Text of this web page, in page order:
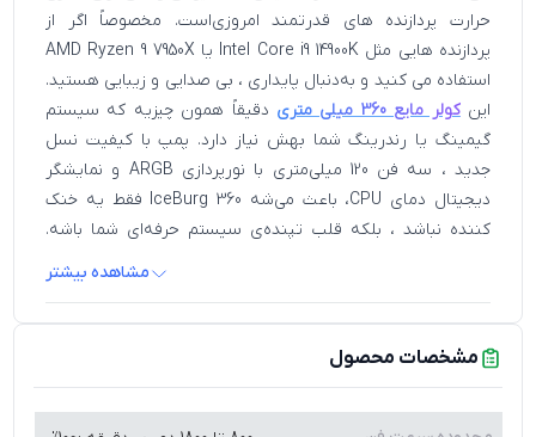
حرارت پردازنده‌ های قدرتمند امروزی‌است. مخصوصاً اگر از
پردازنده‌ هایی مثل Intel Core i9 14900K یا AMD Ryzen 9 7950X
استفاده می‌ کنید و به‌دنبال پایداری ، بی‌ صدایی و زیبایی هستید.
اینکولر مایع 360 میلی‌ متری
دقیقاً همون چیزیه که سیستم
گیمینگ یا رندرینگ شما بهش نیاز دارد. پمپ با کیفیت نسل
جدید ، سه فن 120 میلی‌متری با نورپردازی ARGB و نمایشگر
دیجیتال دمای CPU، باعث می‌شه IceBurg 360 فقط یه خنک‌
کننده نباشد ، بلکه قلب تپنده‌ی سیستم حرفه‌ای شما باشه.
به‌خوبی روی مادربردهایی مثل MSI PRO Z790-A MAX WIFI یا
ASUS TUF B650-PLUS نصب می‌شود. توی خلاصه بررسی‌های
و دمای پردازنده رو در محدوده 60-70 درجه نگه می‌ دارد. از لحاظ
مشاهده بیشتر
مشخصات محصول